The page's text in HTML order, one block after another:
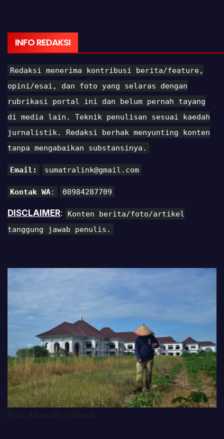
INFO REDAKSI
Redaksi menerima kontribusi berita/feature,
opini/esai, dan foto yang selaras dengan
rubrikasi portal ini dan belum pernah tayang
di media lain. Teknik penulisan sesuai kaedah
jurnalistik. Redaksi berhak menyunting konten
tanpa mengabaikan substansinya.
Email: sumatralink@gmail.com
Kontak WA: 08984287709
DISCLAIMER:
Konten berita/foto/artikel
tanggung jawab penulis.